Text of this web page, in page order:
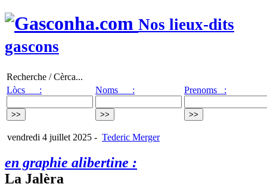
Nos lieux-dits
gascons
Recherche / Cèrca...
Lòcs :
Noms : Prenoms :
vendredi 4 juillet 2025 - Tederic Merger
en graphie alibertine :
La Jalèra